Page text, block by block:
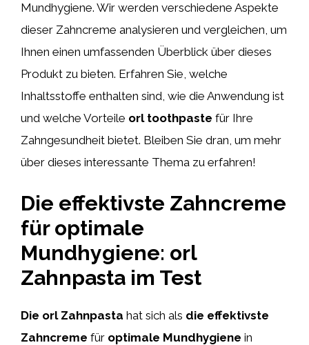
Mundhygiene. Wir werden verschiedene Aspekte
dieser Zahncreme analysieren und vergleichen, um
Ihnen einen umfassenden Überblick über dieses
Produkt zu bieten. Erfahren Sie, welche
Inhaltsstoffe enthalten sind, wie die Anwendung ist
und welche Vorteile orl toothpaste für Ihre
Zahngesundheit bietet. Bleiben Sie dran, um mehr
über dieses interessante Thema zu erfahren!
Die effektivste Zahncreme
für optimale
Mundhygiene: orl
Zahnpasta im Test
Die orl Zahnpasta hat sich als die effektivste
Zahncreme für optimale Mundhygiene in